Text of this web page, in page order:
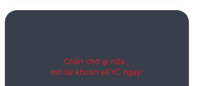
Chần chờ gi nữa ,
mở tài khoản eKYC ngay!